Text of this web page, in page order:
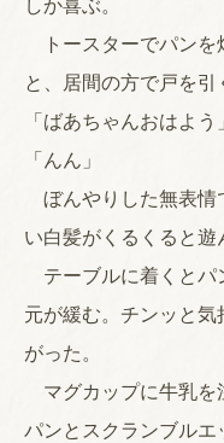
しか喜ぶ。
トースターでパンを
と、居間の方で戸を引
「ばあちゃんおはよう」
「んん」
ぼんやりした無表情
い白髪がくるくると遊
テーブルに着くとパ
元が緩む。チンッと
がった。
マグカップに牛乳を
パンとスクランブル